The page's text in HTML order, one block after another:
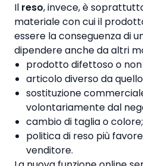
Il reso, invece, è
materiale con cui il
essere la conseguenza di
dipendere anche da altri
prodotto difettoso o
articolo diverso da
sostituzione
volontariamente dal
cambio di taglia o colore;
politica di reso più
venditore.